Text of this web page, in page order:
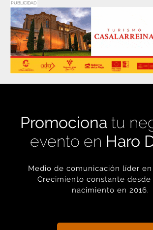
PUBLICIDAD
Promociona tu
evento en Haro
Medio de comunicación líder en
Crecimiento constante desde
nacimiento en 2016.